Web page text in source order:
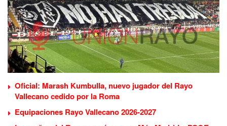
Oficial: Marash Kumbulla, nuevo jugador del Rayo
Vallecano cedido por la Roma
Equipaciones Rayo Vallecano 2026-2027